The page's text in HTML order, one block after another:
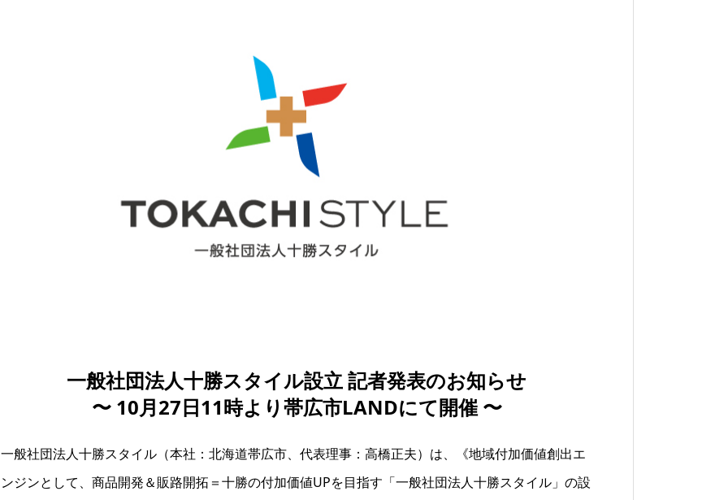
一般社団法人十勝スタイル設立 記者発表のお知らせ
〜 10月27日11時より帯広市LANDにて開催 〜
一般社団法人十勝スタイル（本社：北海道帯広市、代表理事：高橋正夫）は、《地域付加価値創出エ
ンジンとして、商品開発＆販路開拓＝十勝の付加価値UPを目指す「一般社団法人十勝スタイル」の設